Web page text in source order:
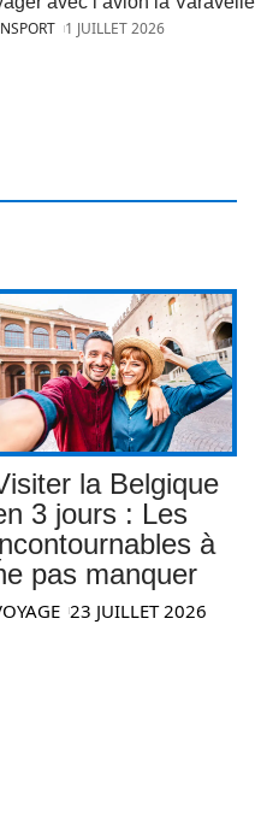
1 JUILLET 2026
la Belgique
3 jours : Les
à
pas manquer
23 JUILLET 2026